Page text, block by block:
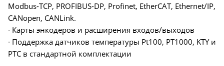
Modbus-TCP, PROFIBUS-DP, Profinet, EtherCAT, Ethernet/IP,
CANopen, CANLink.
∙ Карты энкодеров и расширения входов/выходов
∙ Поддержка датчиков температуры Pt100, PT1000, KTY и
PTC в стандартной комплектации